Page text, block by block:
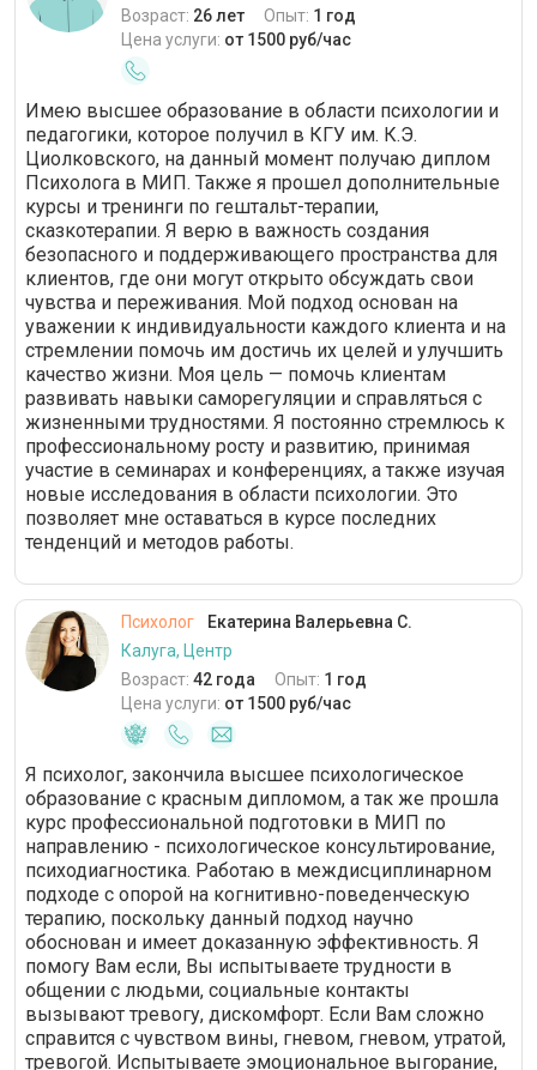
Возраст: 26 лет Опыт: 1 год
Цена услуги: от 1500 руб/час
Имею высшее образование в области психологии и
педагогики, которое получил в КГУ им. К.Э.
Циолковского, на данный момент получаю диплом
Психолога в МИП. Также я прошел дополнительные
курсы и тренинги по гештальт-терапии,
сказкотерапии. Я верю в важность создания
безопасного и поддерживающего пространства для
клиентов, где они могут открыто обсуждать свои
чувства и переживания. Мой подход основан на
уважении к индивидуальности каждого клиента и на
стремлении помочь им достичь их целей и улучшить
качество жизни. Моя цель — помочь клиентам
развивать навыки саморегуляции и справляться с
жизненными трудностями. Я постоянно стремлюсь к
профессиональному росту и развитию, принимая
участие в семинарах и конференциях, а также изучая
новые исследования в области психологии. Это
позволяет мне оставаться в курсе последних
тенденций и методов работы.
Психолог
Екатерина Валерьевна С.
Калуга, Центр
Возраст: 42 года Опыт: 1 год
Цена услуги: от 1500 руб/час
Я психолог, закончила высшее психологическое
образование с красным дипломом, а так же прошла
курс профессиональной подготовки в МИП по
направлению - психологическое консультирование,
психодиагностика. Работаю в междисциплинарном
подходе с опорой на когнитивно-поведенческую
терапию, поскольку данный подход научно
обоснован и имеет доказанную эффективность. Я
помогу Вам если, Вы испытываете трудности в
общении с людьми, социальные контакты
вызывают тревогу, дискомфорт. Если Вам сложно
справится с чувством вины, гневом, гневом, утратой,
тревогой. Испытываете эмоциональное выгорание,